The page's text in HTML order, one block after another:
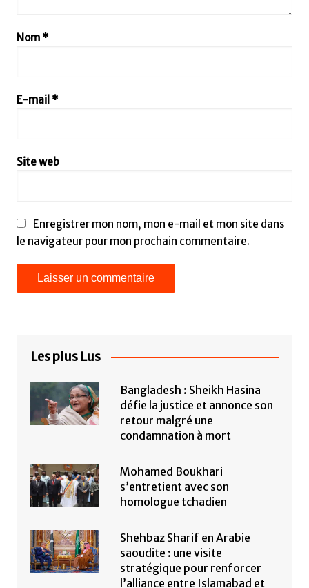
Nom *
E-mail *
Site web
Enregistrer mon nom, mon e-mail et mon site dans
le navigateur pour mon prochain commentaire.
Les plus Lus
Bangladesh : Sheikh Hasina
défie la justice et annonce son
retour malgré une
condamnation à mort
Mohamed Boukhari
s’entretient avec son
homologue tchadien
Shehbaz Sharif en Arabie
saoudite : une visite
stratégique pour renforcer
l’alliance entre Islamabad et